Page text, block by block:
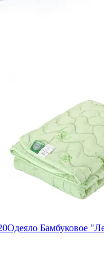
Одеяло Бамбуковое